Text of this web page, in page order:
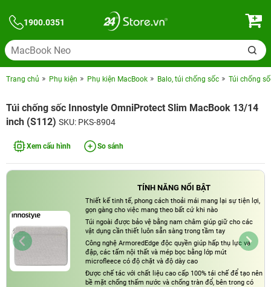
1900.0351
Trang chủ Phụ kiện Phụ kiện MacBook Balo, túi chống sốc Túi chống
Túi chống sốc Innostyle OmniProtect Slim MacBook 13/14
inch (S112) SKU: PKS-8904
Xem cấu hình So sánh
TÍNH NĂNG NỔI BẬT
Thiết kế tinh tế, phong cách thoải mái mang lại sự tiện lợi,
gọn gàng cho việc mang theo bất cứ khi nào
Túi ngoài được bảo vệ bằng nam châm giúp giữ cho các
vật dụng cần thiết luôn sẵn sàng trong tầm tay
Công nghệ ArmoredEdge độc quyền giúp hấp thụ lực va
đập, các tấm nội thất và mép bọc bằng lớp mút
microfleece có độ chặt và độ dày cao
Được chế tác với chất liệu cao cấp 100% tái chế để tạo nên
bề mặt chống thấm nước và chống tràn đổ, bên trong có